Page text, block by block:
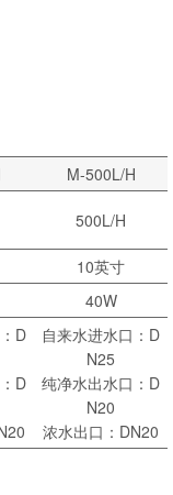
M-500L/H
500L/H
10英寸
40W
D
D
自来水进水口：D
N25
纯净水出水口：D
N20
浓水出口：DN20